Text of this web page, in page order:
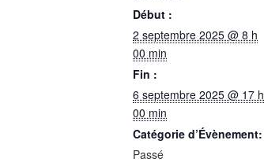
Début :
2 septembre 2025 @ 8 h
00 min
Fin :
6 septembre 2025 @ 17 h
00 min
Catégorie d’Évènement:
Passé